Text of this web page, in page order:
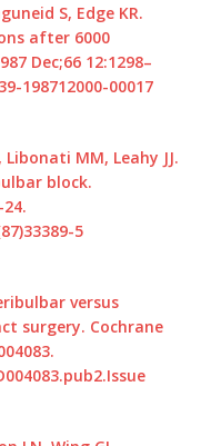
S, Edge KR.
after 6000
Dec;66 12:1298–
198712000-00017
Libonati MM, Leahy JJ.
block.
5
versus
surgery. Cochrane